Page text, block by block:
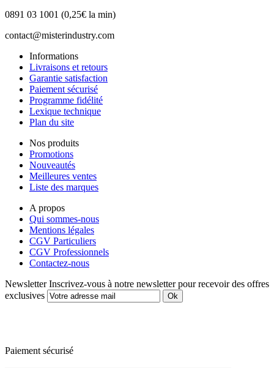
0891 03 1001 (0,25€ la min)
contact@misterindustry.com
Informations
Livraisons et retours
Garantie satisfaction
Paiement sécurisé
Programme fidélité
Lexique technique
Plan du site
Nos produits
Promotions
Nouveautés
Meilleures ventes
Liste des marques
A propos
Qui sommes-nous
Mentions légales
CGV Particuliers
CGV Professionnels
Contactez-nous
Newsletter Inscrivez-vous à notre newsletter pour recevoir des offres
exclusives
Paiement sécurisé